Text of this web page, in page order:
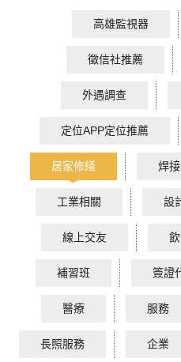
高雄監視器
徵信社推薦
外遇調查
定位APP定位推薦
居家修繕 焊接
工業相關 設
線上交友
補習班 簽證
醫療 服務
長照服務 企業